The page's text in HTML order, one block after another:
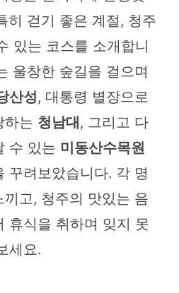
히 걷기 좋은 계절, 청주
있는 코스를 소개합니
울창한 숲길을 걸으며
산성, 대통령 별장으로
하는 청남대, 그리고 다
수 있는 미동산수목원
꾸려보았습니다. 각 명
고, 청주의 맛있는 음
휴식을 취하며 잊지 못
세요.